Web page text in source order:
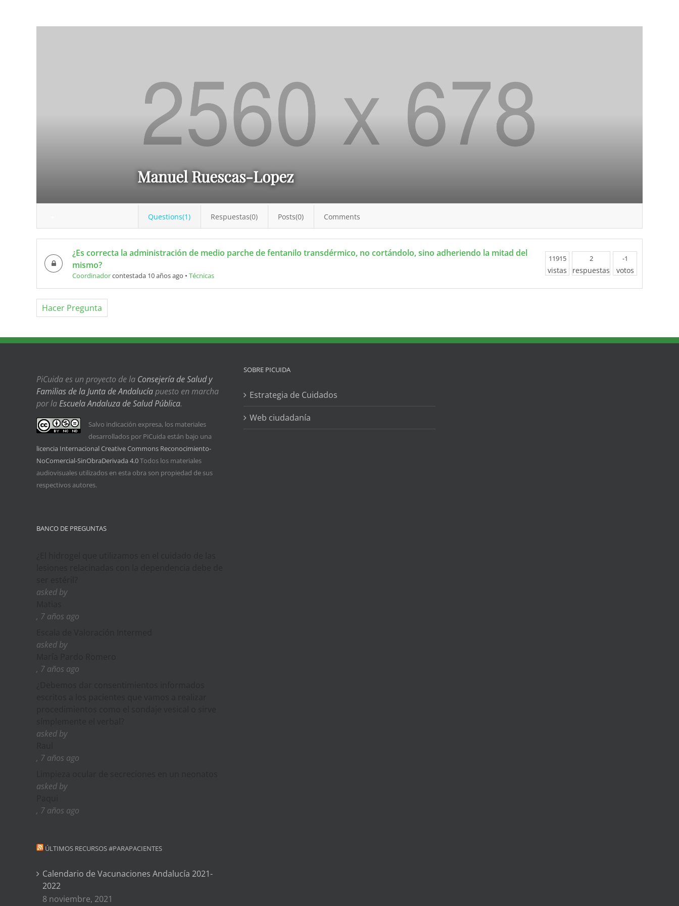
Manuel Ruescas-Lopez
Questions(1) Respuestas(0) Posts(0) Comments
¿Es correcta la administración de medio parche de fentanilo transdérmico, no cortándolo, sino adheriendo la mitad del
mismo?
Coordinadorcontestada 10 años ago • Técnicas
11915
vistas
2
respuestas
-1
votos
Hacer Pregunta
PiCuida es un proyecto de la Consejería de Salud y
Familias de la Junta de Andalucíapuesto en marcha
por laEscuela Andaluza de Salud Pública.
Salvo indicación expresa, los materiales
desarrollados por PiCuida están bajo una
licencia Internacional Creative Commons Reconocimiento-
NoComercial-SinObraDerivada 4.0Todos los materiales
audiovisuales utilizados en esta obra son propiedad de sus
respectivos autores.
BANCO DE PREGUNTAS
asked by
, 7 años ago
asked by
, 7 años ago
asked by
, 7 años ago
asked by
, 7 años ago
ÚLTIMOS RECURSOS #PARAPACIENTES
Calendario de Vacunaciones Andalucía 2021-
2022
8 noviembre, 2021
SOBRE PICUIDA
Estrategia de Cuidados
Web ciudadanía